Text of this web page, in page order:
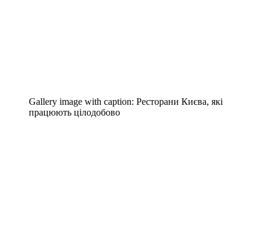
Gallery image with caption: Ресторани Києва, які
працюють цілодобово